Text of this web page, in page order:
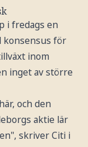
i fredags en
konsensus för
inom
inget av större
och den
aktie lär
skriver Citi i